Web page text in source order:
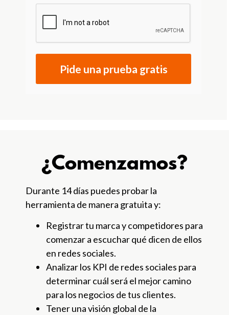
Pide una prueba gratis
¿Comenzamos?
Durante 14 días puedes probar la
herramienta de manera gratuita y:
Registrar tu marca y competidores para
comenzar a escuchar qué dicen de ellos
en redes sociales.
Analizar los KPI de redes sociales para
determinar cuál será el mejor camino
para los negocios de tus clientes.
Tener una visión global de la